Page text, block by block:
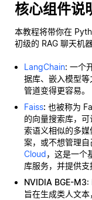
核心组件说
本教程将带你在
初级的 RAG 聊天机器
LangChain: 一个
据库、嵌入模型等
管道变得更容易。
Faiss: 也被称为
的向量搜索库，
索语义相似的多
案，或不想管理
Cloud，这是一个
库服务，并提供支
NVIDIA BGE-M3:
旨在生成类人文